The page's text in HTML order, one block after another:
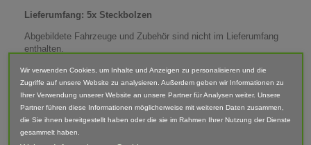
Lieferumfang: 5x Steckbolzen
Abgebildete Fahrzeuge und Zubehör sind nicht im Lieferumfang
enthalten.
Der Artikel ist im 3D-Druck-Verfahren gefertigt und von Hand
nach bearbeitet. Daher können Form, Farbe und Ausführung
abweichen.
Warnhinweis
Wir verwenden Cookies, um Inhalte und Anzeigen zu personalisieren und die
Zugriffe auf unsere Website zu analysieren. Außerdem geben wir Informationen zu
Ihrer Verwendung unserer Website an unsere Partner für Analysen weiter. Unsere
Partner führen diese Informationen möglicherweise mit weiteren Daten zusammen,
die Sie ihnen bereitgestellt haben oder die sie im Rahmen Ihrer Nutzung der Dienste
gesammelt haben.